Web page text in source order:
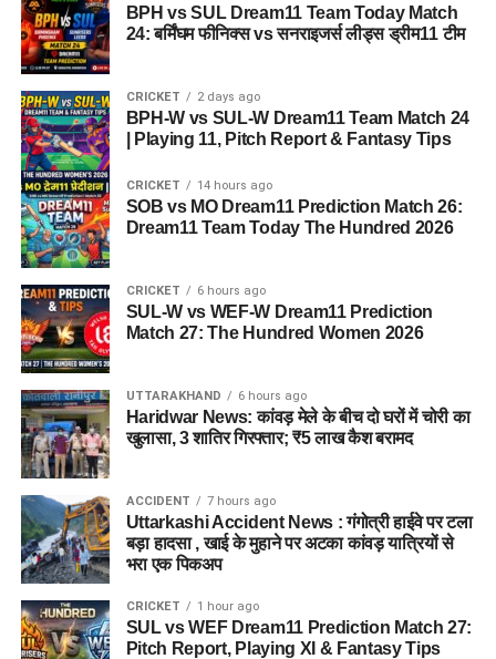
BPH vs SUL Dream11 Team Today Match
24: बर्मिंघम फीनिक्स vs सनराइजर्स लीड्स ड्रीम11 टीम
CRICKET 2 days ago
BPH-W vs SUL-W Dream11 Team Match 24
| Playing 11, Pitch Report & Fantasy Tips
CRICKET 14 hours ago
SOB vs MO Dream11 Prediction Match 26:
Dream11 Team Today The Hundred 2026
CRICKET 6 hours ago
SUL-W vs WEF-W Dream11 Prediction
Match 27: The Hundred Women 2026
UTTARAKHAND 6 hours ago
Haridwar News: कांवड़ मेले के बीच दो घरों में चोरी का
खुलासा, 3 शातिर गिरफ्तार; ₹5 लाख कैश बरामद
ACCIDENT 7 hours ago
Uttarkashi Accident News : गंगोत्री हाईवे पर टला
बड़ा हादसा , खाई के मुहाने पर अटका कांवड़ यात्रियों से
भरा एक पिकअप
CRICKET 1 hour ago
SUL vs WEF Dream11 Prediction Match 27:
Pitch Report, Playing XI & Fantasy Tips